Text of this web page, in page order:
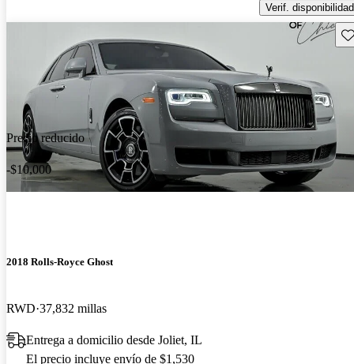
Verif. disponibilidad
Precio reducido
-$10,000
2018 Rolls-Royce Ghost
RWD 37,832 millas
Entrega a domicilio desde Joliet, IL
El precio incluye envío de $1,530